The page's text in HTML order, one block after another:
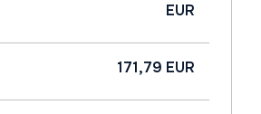
EUR
171,79 EUR